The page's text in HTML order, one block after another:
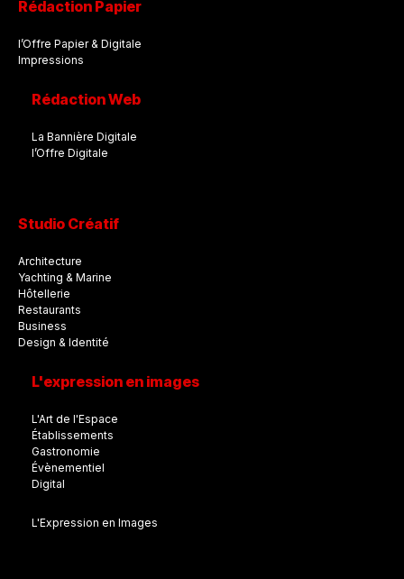
Rédaction Papier
l’Offre Papier & Digitale
Impressions
Rédaction Web
La Bannière Digitale
l’Offre Digitale
Studio Créatif
Architecture
Yachting & Marine
Hôtellerie
Restaurants
Business
Design & Identité
L'expression en images
L'Art de l'Espace
Établissements
Gastronomie
Évènementiel
Digital
L'Expression en Images